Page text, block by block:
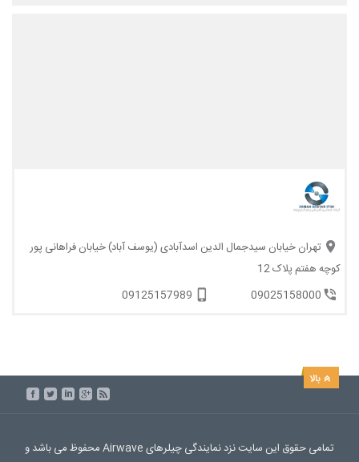
تهران خیابان سیدجمال الدین اسدآبادی (یوسف آباد) خیابان فراهانی پور
کوچه هفتم پلاک 12
09025158000
09125157989
تمامی حقوق این سایت نزد نمایندگی چیلرهای Airwave محفوظ می باشد و